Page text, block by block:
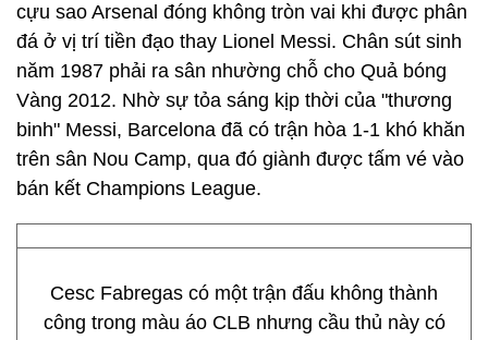
cựu sao Arsenal đóng không tròn vai khi được phân
đá ở vị trí tiền đạo thay Lionel Messi. Chân sút sinh
năm 1987 phải ra sân nhường chỗ cho Quả bóng
Vàng 2012. Nhờ sự tỏa sáng kịp thời của "thương
binh" Messi, Barcelona đã có trận hòa 1-1 khó khăn
trên sân Nou Camp, qua đó giành được tấm vé vào
bán kết Champions League.
Cesc Fabregas có một trận đấu không thành
công trong màu áo CLB nhưng cầu thủ này có